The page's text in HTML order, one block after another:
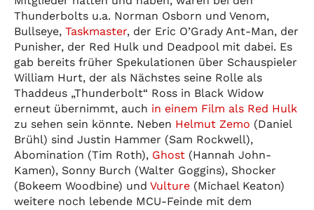
Thunderbolts u.a. Norman Osborn und Venom,
Bullseye, Taskmaster, der Eric O’Grady Ant-Man, der
Punisher, der Red Hulk und Deadpool mit dabei. Es
gab bereits früher Spekulationen über Schauspieler
William Hurt, der als Nächstes seine Rolle als
Thaddeus „Thunderbolt“ Ross in Black Widow
erneut übernimmt, auch in einem Film als Red Hulk
zu sehen sein könnte. Neben Helmut Zemo (Daniel
Brühl) sind Justin Hammer (Sam Rockwell),
Abomination (Tim Roth), Ghost (Hannah John-
Kamen), Sonny Burch (Walter Goggins), Shocker
(Bokeem Woodbine) und Vulture (Michael Keaton)
weitere noch lebende MCU-Feinde mit dem